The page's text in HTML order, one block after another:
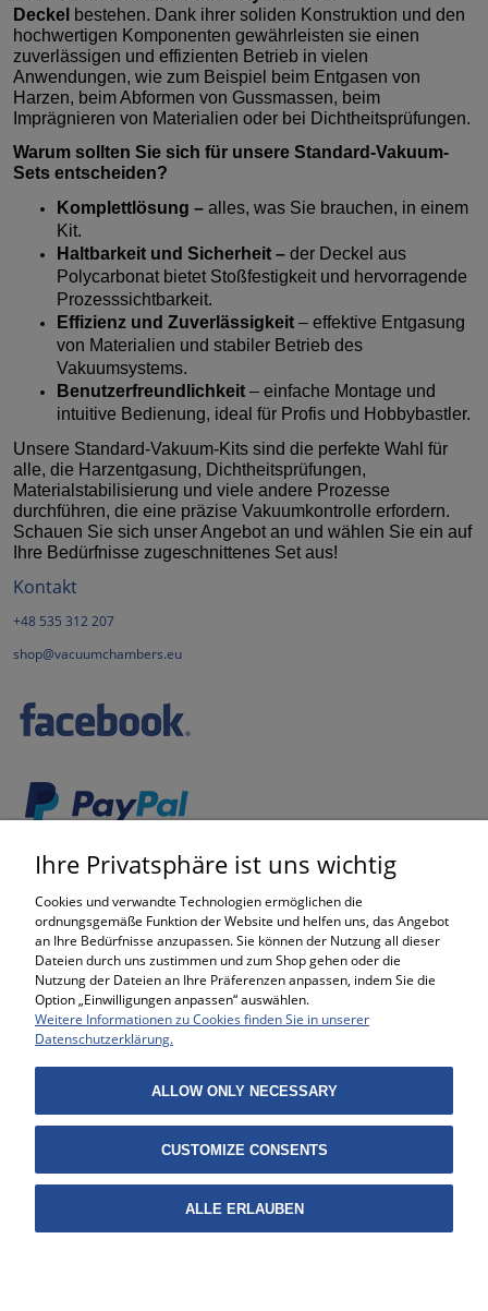
Deckel bestehen. Dank ihrer soliden Konstruktion und den
hochwertigen Komponenten gewährleisten sie einen
zuverlässigen und effizienten Betrieb in vielen
Anwendungen, wie zum Beispiel beim Entgasen von
Harzen, beim Abformen von Gussmassen, beim
Imprägnieren von Materialien oder bei Dichtheitsprüfungen.
Warum sollten Sie sich für unsere Standard-Vakuum-
Sets entscheiden?
Komplettlösung – alles, was Sie brauchen, in einem
Kit.
Haltbarkeit und Sicherheit – der Deckel aus
Polycarbonat bietet Stoßfestigkeit und hervorragende
Prozesssichtbarkeit.
Effizienz und Zuverlässigkeit – effektive Entgasung
von Materialien und stabiler Betrieb des
Vakuumsystems.
Benutzerfreundlichkeit – einfache Montage und
intuitive Bedienung, ideal für Profis und Hobbybastler.
Unsere Standard-Vakuum-Kits sind die perfekte Wahl für
alle, die Harzentgasung, Dichtheitsprüfungen,
Materialstabilisierung und viele andere Prozesse
durchführen, die eine präzise Vakuumkontrolle erfordern.
Schauen Sie sich unser Angebot an und wählen Sie ein auf
Ihre Bedürfnisse zugeschnittenes Set aus!
Kontakt
+48 535 312 207
shop@vacuumchambers.eu
HILFE
MEIN KONTO
Ihre Privatsphäre ist uns wichtig
Cookies und verwandte Technologien ermöglichen die
ordnungsgemäße Funktion der Website und helfen uns, das Angebot
an Ihre Bedürfnisse anzupassen. Sie können der Nutzung all dieser
Dateien durch uns zustimmen und zum Shop gehen oder die
Nutzung der Dateien an Ihre Präferenzen anpassen, indem Sie die
Option „Einwilligungen anpassen“ auswählen.
Weitere Informationen zu Cookies finden Sie in unserer
Datenschutzerklärung.
ALLOW ONLY NECESSARY
CUSTOMIZE CONSENTS
ALLE ERLAUBEN